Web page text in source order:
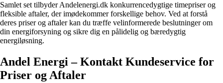
Samlet set tilbyder Andelenergi.dk konkurrencedygtige timepriser og
fleksible aftaler, der imødekommer forskellige behov. Ved at forstå
deres priser og aftaler kan du træffe velinformerede beslutninger om
din energiforsyning og sikre dig en pålidelig og bæredygtig
energiløsning.
Andel Energi – Kontakt Kundeservice for
Priser og Aftaler